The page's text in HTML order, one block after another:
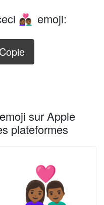
👩🏾‍❤️‍👨🏾 emoji:
Copie
sur Apple
plateformes